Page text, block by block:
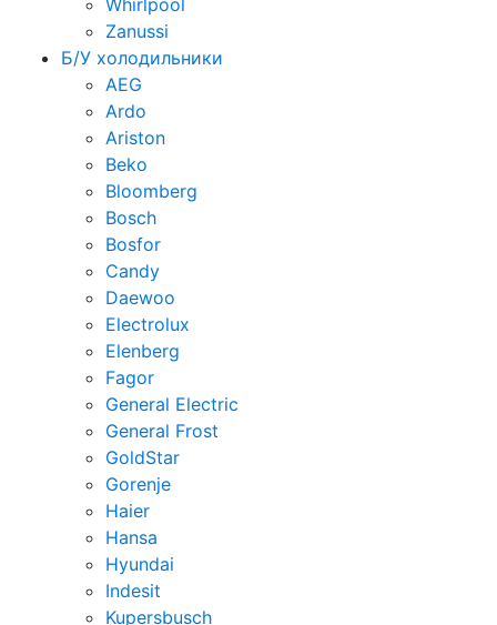
Whirlpool
Zanussi
Б/У холодильники
AEG
Ardo
Ariston
Beko
Bloomberg
Bosch
Bosfor
Candy
Daewoo
Electrolux
Elenberg
Fagor
General Electric
General Frost
GoldStar
Gorenje
Haier
Hansa
Hyundai
Indesit
Kupersbusch